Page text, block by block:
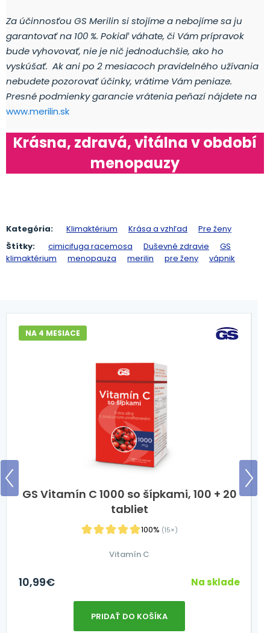
Za účinnosťou GS Merilin si stojíme a nebojíme sa ju
garantovať na 100 %. Pokiaľ váhate, či Vám prípravok
bude vyhovovať, nie je nič jednoduchšie, ako ho
vyskúšať. Ak ani po 2 mesiacoch pravidelného užívania
nebudete pozorovať účinky, vrátime Vám peniaze.
Presné podmienky garancie vrátenia peňazí nájdete na
www.merilin.sk
Krásna, zdravá, vitálna v období
menopauzy
Kategória: Klimaktérium Krása a vzhľad
Pre ženy
Štítky:
cimicifuga racemosa Duševné zdravie
GS
klimaktérium
menopauza merilin pre ženy vápnik
GS Vitamín C 1000 so šípkami, 100 + 20
tabliet
100% (15×)
NA 4 MESIACE
Vitamín C
10,99€ Na sklade
PRIDAŤ DO KOŠÍKA